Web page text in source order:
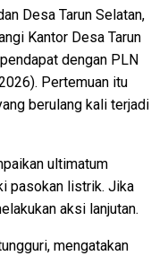
Desa Tarun Selatan,
Kantor Desa Tarun
dengan PLN
Pertemuan itu
berulang kali terjadi
ultimatum
pasokan listrik. Jika
aksi lanjutan.
mengatakan